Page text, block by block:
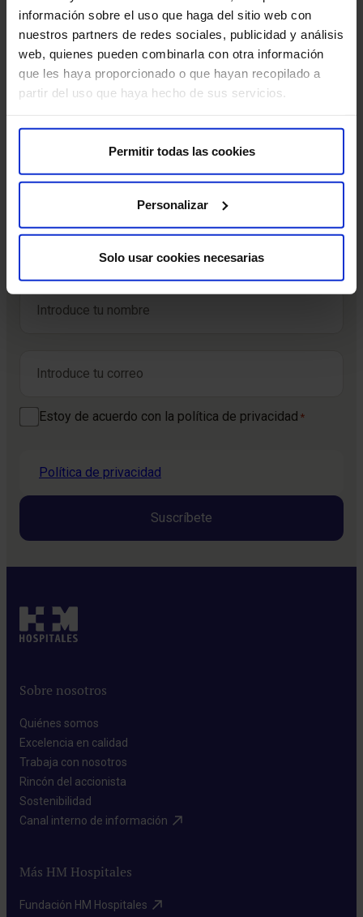
información sobre el uso que haga del sitio web con
nuestros partners de redes sociales, publicidad y análisis
web, quienes pueden combinarla con otra información
que les haya proporcionado o que hayan recopilado a
partir del uso que haya hecho de sus servicios.
Permitir todas las cookies
Personalizar
Solo usar cookies necesarias
Leer más
Suscríbete y cuida tu salud
y tratamientos. La mejor forma de cuidar tu bienestar
comienza con estar informado.
Nombre *
Consentimiento *
Estoy de acuerdo con la política de privacidad *
Política de privacidad
Sobre nosotros
Quiénes somos​
Excelencia en calidad​
Trabaja con nosotros​
Rincón del accionista​
Sostenibilidad​
Canal interno de información​
Más HM Hospitales
Fundación HM Hospitales​